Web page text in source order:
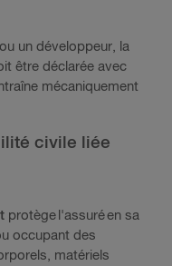
un développeur, la
être déclarée avec
mécaniquement
civile liée
protège l'assuré en sa
occupant des
matériels